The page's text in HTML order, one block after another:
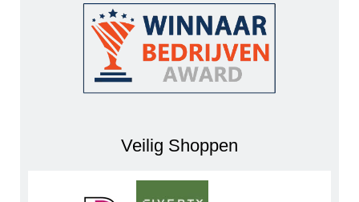
Veilig Shoppen